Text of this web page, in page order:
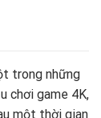
trong những
chơi game 4K,
một thời gian